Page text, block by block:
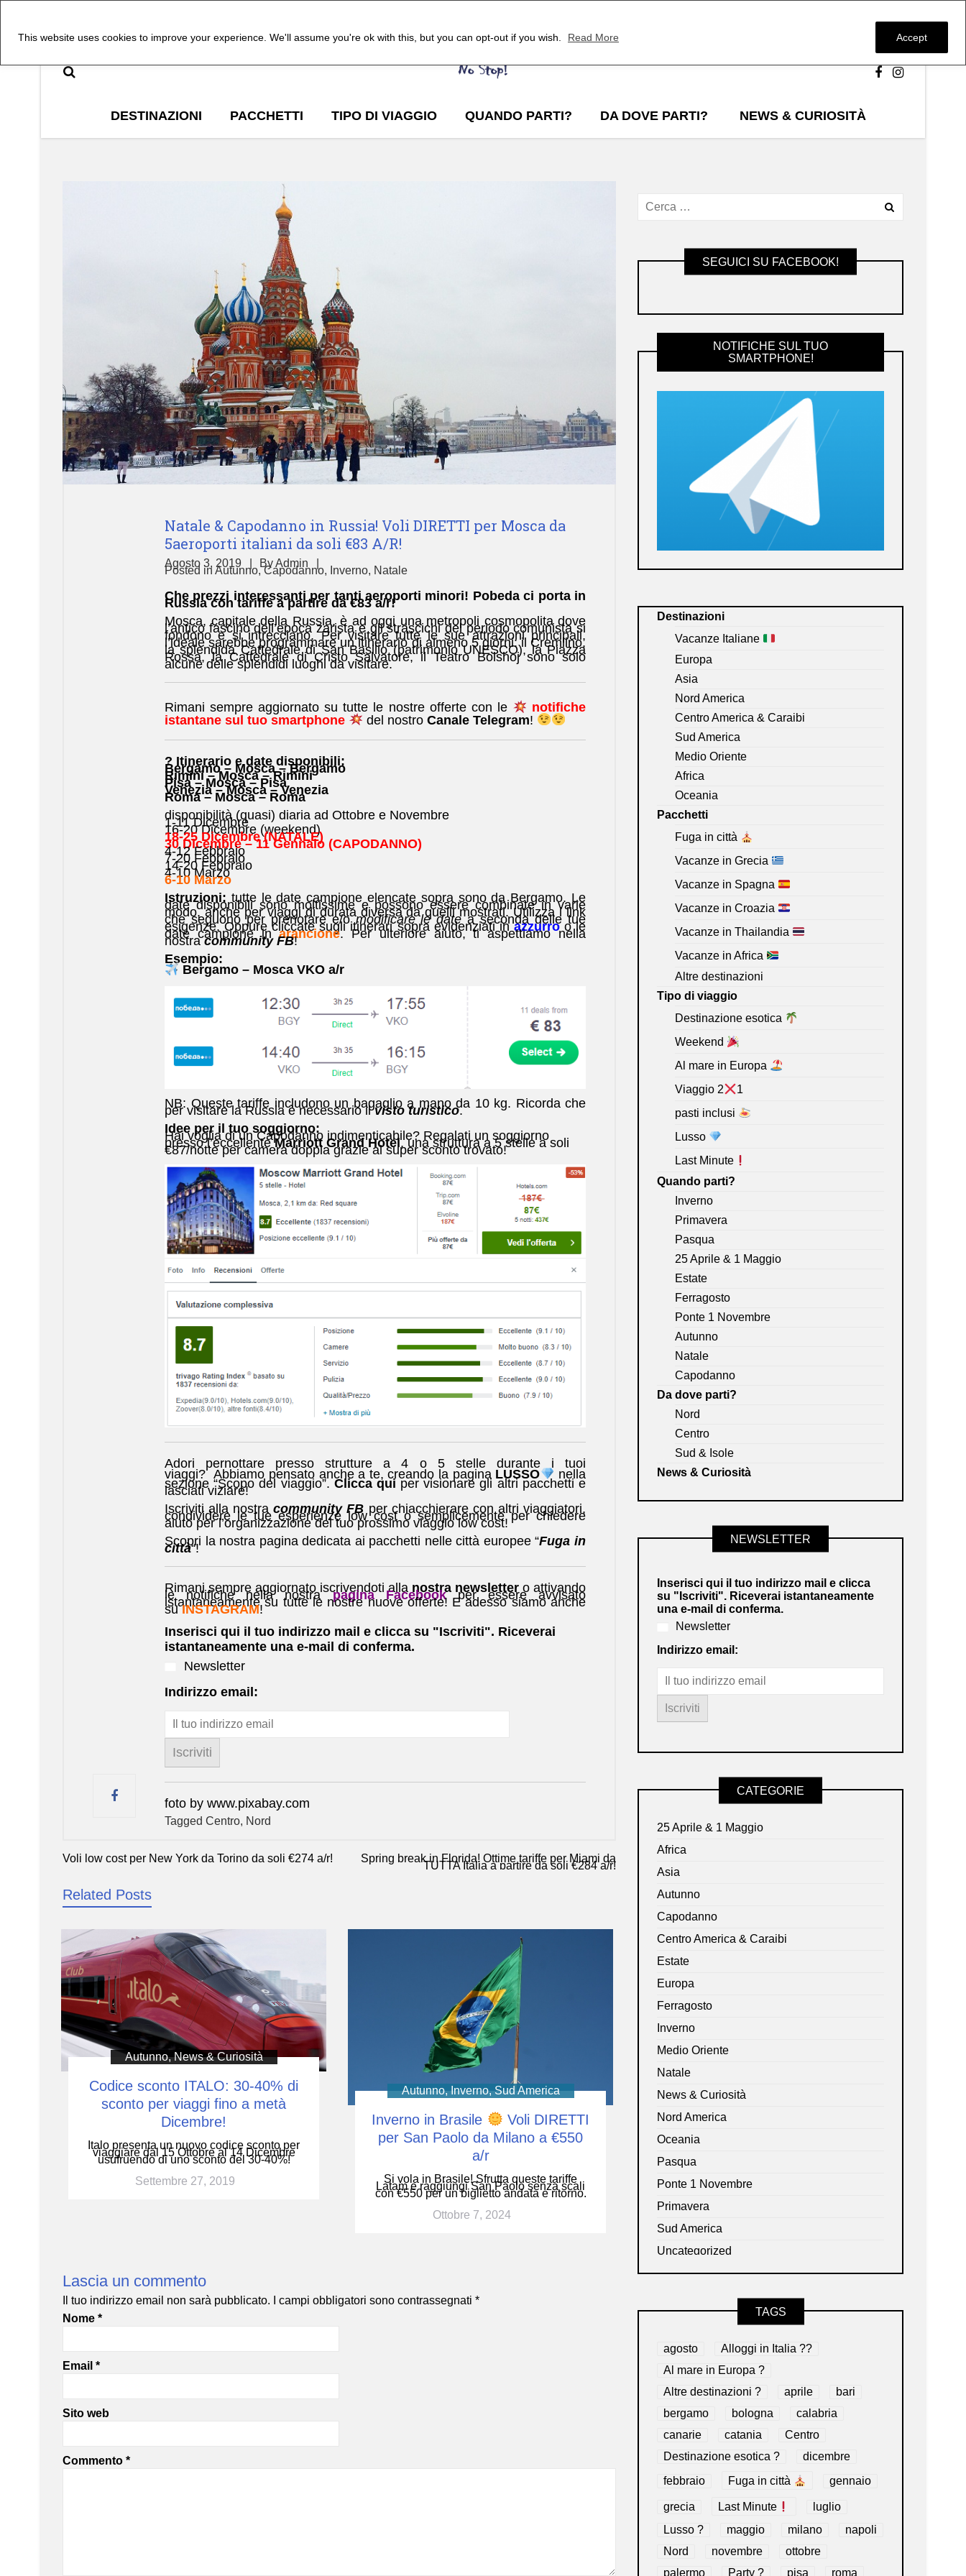
This website uses cookies to improve your experience. We'll assume you're ok with this, but you can opt-out if you wish. Read More Accept
DESTINAZIONI PACCHETTI TIPO DI VIAGGIO QUANDO PARTI? DA DOVE PARTI? NEWS & CURIOSITÀ
Natale & Capodanno in Russia! Voli DIRETTI per Mosca da
5aeroporti italiani da soli €83 A/R!
Agosto 3, 2019 ByAdmin
Posted in Autunno,Capodanno, Inverno, Natale
Che prezzi interessanti per tanti aeroporti minori! Pobeda ci porta in
Russia con tariffe a partire da €83 a/r!
Mosca, capitale della Russia, è ad oggi una metropoli cosmopolita dove
l’antico fascino dell’epoca zarista e gli strascichi del periodo comunista si
fondono e si intrecciano. Per visitare tutte le sue attrazioni principali,
l’ideale sarebbe programmare un itinerario di almeno 5 giorni: il Cremlino,
la splendida Cattedrale di San Basilio (patrimonio UNESCO), la Piazza
Rossa, la Cattedrale di Cristo Salvatore, il Teatro Bolshoj sono solo
alcune delle splendidi luoghi da visitare.
Rimani sempre aggiornato su tutte le nostre offerte con le
notifiche
istantane sul tuo smartphone
del nostroCanale Telegram!
? Itinerario e date disponibili:
Bergamo – Mosca – Bergamo
Rimini – Mosca – Rimini
Pisa – Mosca – Pisa
Venezia – Mosca – Venezia
Roma – Mosca – Roma
disponibilità (quasi) diaria ad Ottobre e Novembre
1-11 Dicembre
16-20 Dicembre (weekend)
18-25 Dicembre (NATALE)
30 Dicembre – 11 Gennaio (CAPODANNO)
4-12 Febbraio
7-20 Febbraio
14-20 Febbraio
4-10 Marzo
6-10 Marzo
Istruzioni: tutte le date campione elencate sopra sono da Bergamo. Le
date disponibili sono moltissime e possono essere combinate in varie
modo, anche per viaggi di durata diversa da quelli mostrati. Utilizza i link
che seguono per prenotare e/omodificare le datea seconda delle tue
esigenze. Oppure cliccate sugli itinerari sopra evidenziati inazzurroo le
date campione inarancione. Per ulteriore aiuto, ti aspettiamo nella
nostracommunity FB!
Esempio:
Bergamo – Mosca VKO a/r
NB: Queste tariffe includono un bagaglio a mano da 10 kg. Ricorda che
per visitare la Russia è necessario ilvisto turistico.
Idee per il tuo soggiorno:
Hai voglia di un Capodanno indimenticabile? Regalati un soggiorno
presso l’eccellenteMarriott Grand Hotel, una struttura a 5 stelle a soli
€87/notte per camera doppia grazie al super sconto trovato!
Adori pernottare presso strutture a 4 o 5 stelle durante i tuoi
viaggi? Abbiamo pensato anche a te, creando la pagina LUSSO nella
sezione “Scopo del viaggio”.Clicca qui per visionare gli altri pacchetti e
lasciati viziare!
Iscriviti alla nostracommunity FB per chiacchierare con altri viaggiatori,
condividere le tue esperienze low cost o semplicemente per chiedere
aiuto per l’organizzazione del tuo prossimo viaggio low cost!
Scopri la nostra pagina dedicata ai pacchetti nelle città europee “Fuga in
città“!
Rimani sempre aggiornato iscrivendoti alla nostra newsletter o attivando
le notifiche nella nostrapagina Facebookper essere avvisato
istantaneamente su tutte le nostre nuove offerte! E adesso siamo anche
su INSTAGRAM!
Inserisci qui il tuo indirizzo mail e clicca su "Iscriviti". Riceverai
istantaneamente una e-mail di conferma.
Newsletter
Indirizzo email:
foto by www.pixabay.com
Tagged Centro, Nord
Navigazione
Voli low cost per New York da Torino da soli €274 a/r! Spring break in Florida! Ottime tariffe per Miami da
TUTTA Italia a partire da soli €284 a/r!
Related Posts
Autunno,News & Curiosità
Codice sconto ITALO: 30-40% di
sconto per viaggi fino a metà
Dicembre!
Italo presenta un nuovo codice sconto per
viaggiare dal 15 Ottobre al 14 Dicembre
usufruendo di uno sconto del 30-40%!
Settembre 27, 2019
Autunno,Inverno,Sud America
Inverno in Brasile
Voli DIRETTI
per San Paolo da Milano a €550
a/r
Si vola in Brasile! Sfrutta queste tariffe
Latam e raggiungi San Paolo senza scali
con €550 per un biglietto andata e ritorno.
Ottobre 7, 2024
Lascia un commento
Il tuo indirizzo email non sarà pubblicato. I campi obbligatori sono contrassegnati *
Nome *
Email *
Sito web
Commento *
SEGUICI SU FACEBOOK!
NOTIFICHE SUL TUO
SMARTPHONE!
Destinazioni
Vacanze Italiane
Europa
Asia
Nord America
Centro America & Caraibi
Sud America
Medio Oriente
Africa
Oceania
Pacchetti
Fuga in città
Vacanze in Grecia
Vacanze in Spagna
Vacanze in Croazia
Vacanze in Thailandia
Vacanze in Africa
Altre destinazioni
Tipo di viaggio
Destinazione esotica
Weekend
Al mare in Europa
Viaggio 2
1
pasti inclusi
Lusso
Last Minute
Quando parti?
Inverno
Primavera
Pasqua
25 Aprile & 1 Maggio
Estate
Ferragosto
Ponte 1 Novembre
Autunno
Natale
Capodanno
Da dove parti?
Nord
Centro
Sud & Isole
News & Curiosità
NEWSLETTER
Inserisci qui il tuo indirizzo mail e clicca
su "Iscriviti". Riceverai istantaneamente
una e-mail di conferma.
Newsletter
Indirizzo email:
CATEGORIE
25 Aprile & 1 Maggio
Africa
Asia
Autunno
Capodanno
Centro America & Caraibi
Estate
Europa
Ferragosto
Inverno
Medio Oriente
Natale
News & Curiosità
Nord America
Oceania
Pasqua
Ponte 1 Novembre
Primavera
Sud America
Uncategorized
TAGS
agosto
Alloggi in Italia ??
Al mare in Europa ?️
Altre destinazioni ?
aprile
bari
bergamo
bologna
calabria
canarie
catania
Centro
Destinazione esotica ?
dicembre
febbraio Fuga in città gennaio
grecia Last Minute
luglio
Lusso ?
maggio milano
napoli
Nord
novembre
ottobre
palermo
Party ? pisa roma